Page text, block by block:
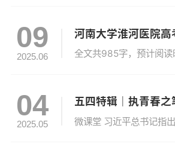
09
2025.06
04
2025.05